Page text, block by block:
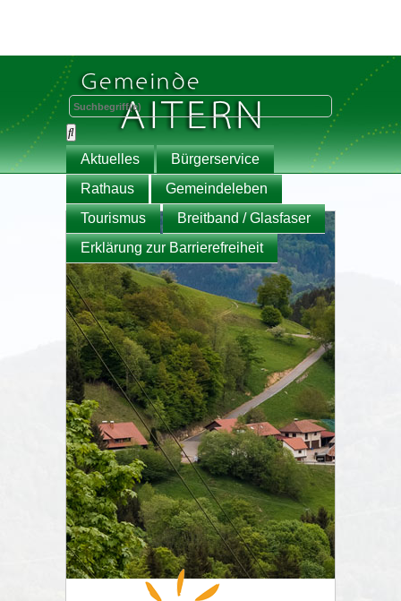
Aktuelles
Bürgerservice
Rathaus
Gemeindeleben
Tourismus
Breitband / Glasfaser
Erklärung zur Barrierefreiheit